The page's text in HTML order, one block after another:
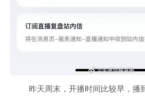
昨天周末，开播时间比较早，播